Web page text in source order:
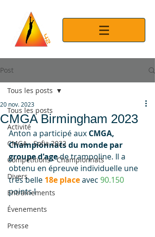
Post
Tous les posts
Activité
CMGA - Sofia 2022
Compétitions - Championnats
Divers
Entrainements
Évenements
Presse
Tous les posts
CMGA Birmingham 2023
20 nov. 2023
Anton a participé aux CMGA,
Championnats du monde par
groupe d'age de trampoline. Il a
obtenu en épreuve individuelle une
très belle 18e place avec 90.150
points !